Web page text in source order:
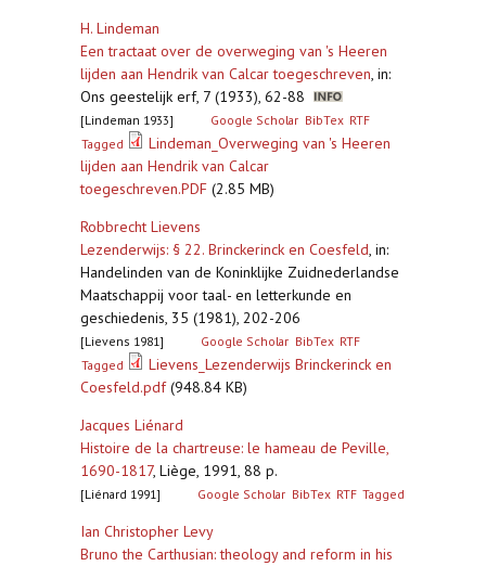
H. Lindeman
Een tractaat over de overweging van 's Heeren
lijden aan Hendrik van Calcar toegeschreven, in:
Ons geestelijk erf, 7 (1933), 62-88
[Lindeman 1933] Google Scholar BibTex RTF
Tagged
Lindeman_Overweging van 's Heeren
lijden aan Hendrik van Calcar
toegeschreven.PDF (2.85 MB)
Robbrecht Lievens
Lezenderwijs: § 22. Brinckerinck en Coesfeld, in:
Handelinden van de Koninklijke Zuidnederlandse
Maatschappij voor taal- en letterkunde en
geschiedenis, 35 (1981), 202-206
[Lievens 1981] Google Scholar BibTex RTF
Tagged
Lievens_Lezenderwijs Brinckerinck en
Coesfeld.pdf(948.84 KB)
Jacques Liénard
Histoire de la chartreuse: le hameau de Peville,
1690-1817, Liège, 1991, 88 p.
[Liénard 1991] Google Scholar BibTex RTF Tagged
Ian Christopher Levy
Bruno the Carthusian: theology and reform in his